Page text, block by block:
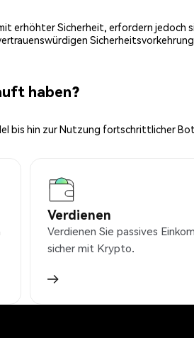
erhöhter Sicherheit, erfordern jedoch
haben?
bis hin zur Nutzung fortschrittlicher
Verdienen
Verdienen Sie passives
sicher mit Krypto.